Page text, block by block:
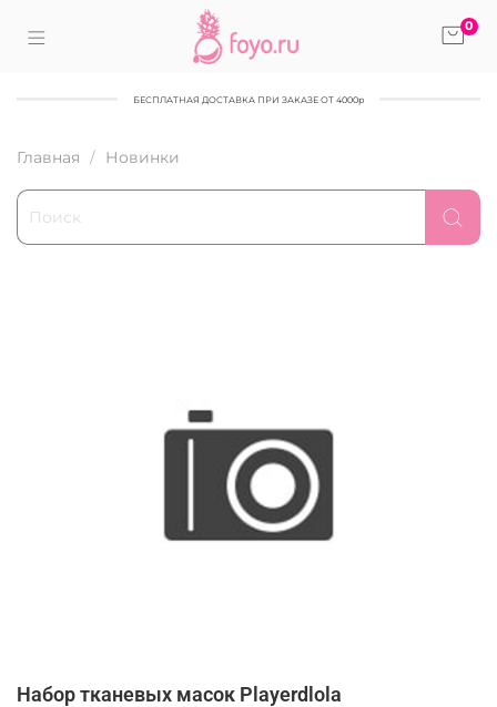
0
БЕСПЛАТНАЯ ДОСТАВКА ПРИ ЗАКАЗЕ ОТ 4000р
Главная Новинки
Набор тканевых масок Playerdlola